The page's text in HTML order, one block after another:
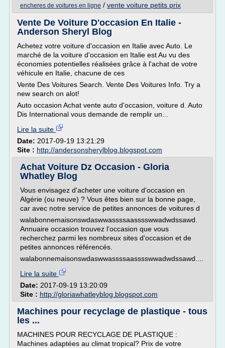
encheres de voitures en ligne / vente voiture petits prix
Vente De Voiture D'occasion En Italie -
Anderson Sheryl Blog
Achetez votre voiture d'occasion en Italie avec Auto. Le
marché de la voiture d'occasion en Italie est Au vu des
économies potentielles réalisées grâce à l'achat de votre
véhicule en Italie, chacune de ces
Vente Des Voitures Search. Vente Des Voitures Info. Try a
new search on alot!
Auto occasion Achat vente auto d'occasion, voiture d. Auto
Dis International vous demande de remplir un...
Lire la suite
Date: 2017-09-19 13:21:29
Site : http://andersonsherylblog.blogspot.com
Achat Voiture Dz Occasion - Gloria
Whatley Blog
Vous envisagez d'acheter une voiture d'occasion en
Algérie (ou neuve) ? Vous êtes bien sur la bonne page,
car avec notre service de petites annonces de voitures d
walabonnemaisonswdaswwassssaasssswwadwdssawd.
Annuaire occasion trouvez l'occasion que vous
recherchez parmi les nombreux sites d'occasion et de
petites annonces référencés.
walabonnemaisonswdaswwassssaasssswwadwdssawd....
Lire la suite
Date: 2017-09-19 13:20:09
Site : http://gloriawhatleyblog.blogspot.com
Machines pour recyclage de plastique - tous
les ...
MACHINES POUR RECYCLAGE DE PLASTIQUE :
Machines adaptées au climat tropical? Prix de votre